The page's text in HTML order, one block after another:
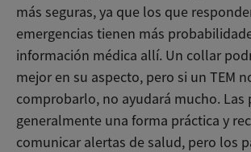
más seguras, ya que los que
emergencias tienen más
información médica allí. Un collar
mejor en su aspecto, pero si un TEM
comprobarlo, no ayudará mucho. Las
generalmente una forma práctica y
comunicar alertas de salud, pero los